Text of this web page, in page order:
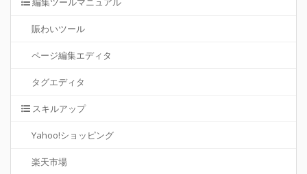
賑わいツール
ページ編集エディタ
タグエディタ
スキルアップ
Yahoo!ショッピング
楽天市場